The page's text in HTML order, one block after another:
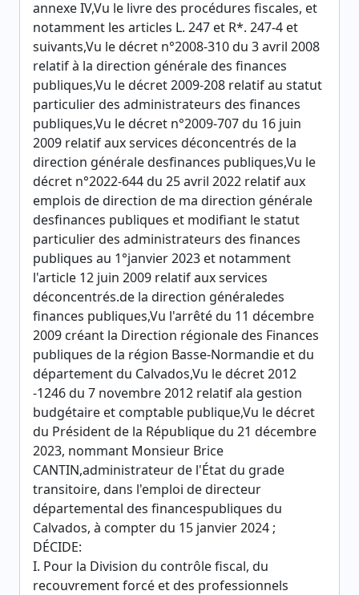
annexe IV,Vu le livre des procédures fiscales, et
notamment les articles L. 247 et R*. 247-4 et
suivants,Vu le décret n°2008-310 du 3 avril 2008
relatif à la direction générale des finances
publiques,Vu le décret 2009-208 relatif au statut
particulier des administrateurs des finances
publiques,Vu le décret n°2009-707 du 16 juin
2009 relatif aux services déconcentrés de la
direction générale desfinances publiques,Vu le
décret n°2022-644 du 25 avril 2022 relatif aux
emplois de direction de ma direction générale
desfinances publiques et modifiant le statut
particulier des administrateurs des finances
publiques au 1°janvier 2023 et notamment
l'article 12 juin 2009 relatif aux services
déconcentrés.de la direction généraledes
finances publiques,Vu l'arrêté du 11 décembre
2009 créant la Direction régionale des Finances
publiques de la région Basse-Normandie et du
département du Calvados,Vu le décret 2012
-1246 du 7 novembre 2012 relatif ala gestion
budgétaire et comptable publique,Vu le décret
du Président de la République du 21 décembre
2023, nommant Monsieur Brice
CANTIN,administrateur de l'État du grade
transitoire, dans l'emploi de directeur
départemental des financespubliques du
Calvados, à compter du 15 janvier 2024 ;
DÉCIDE:
I. Pour la Division du contrôle fiscal, du
recouvrement forcé et des professionnels